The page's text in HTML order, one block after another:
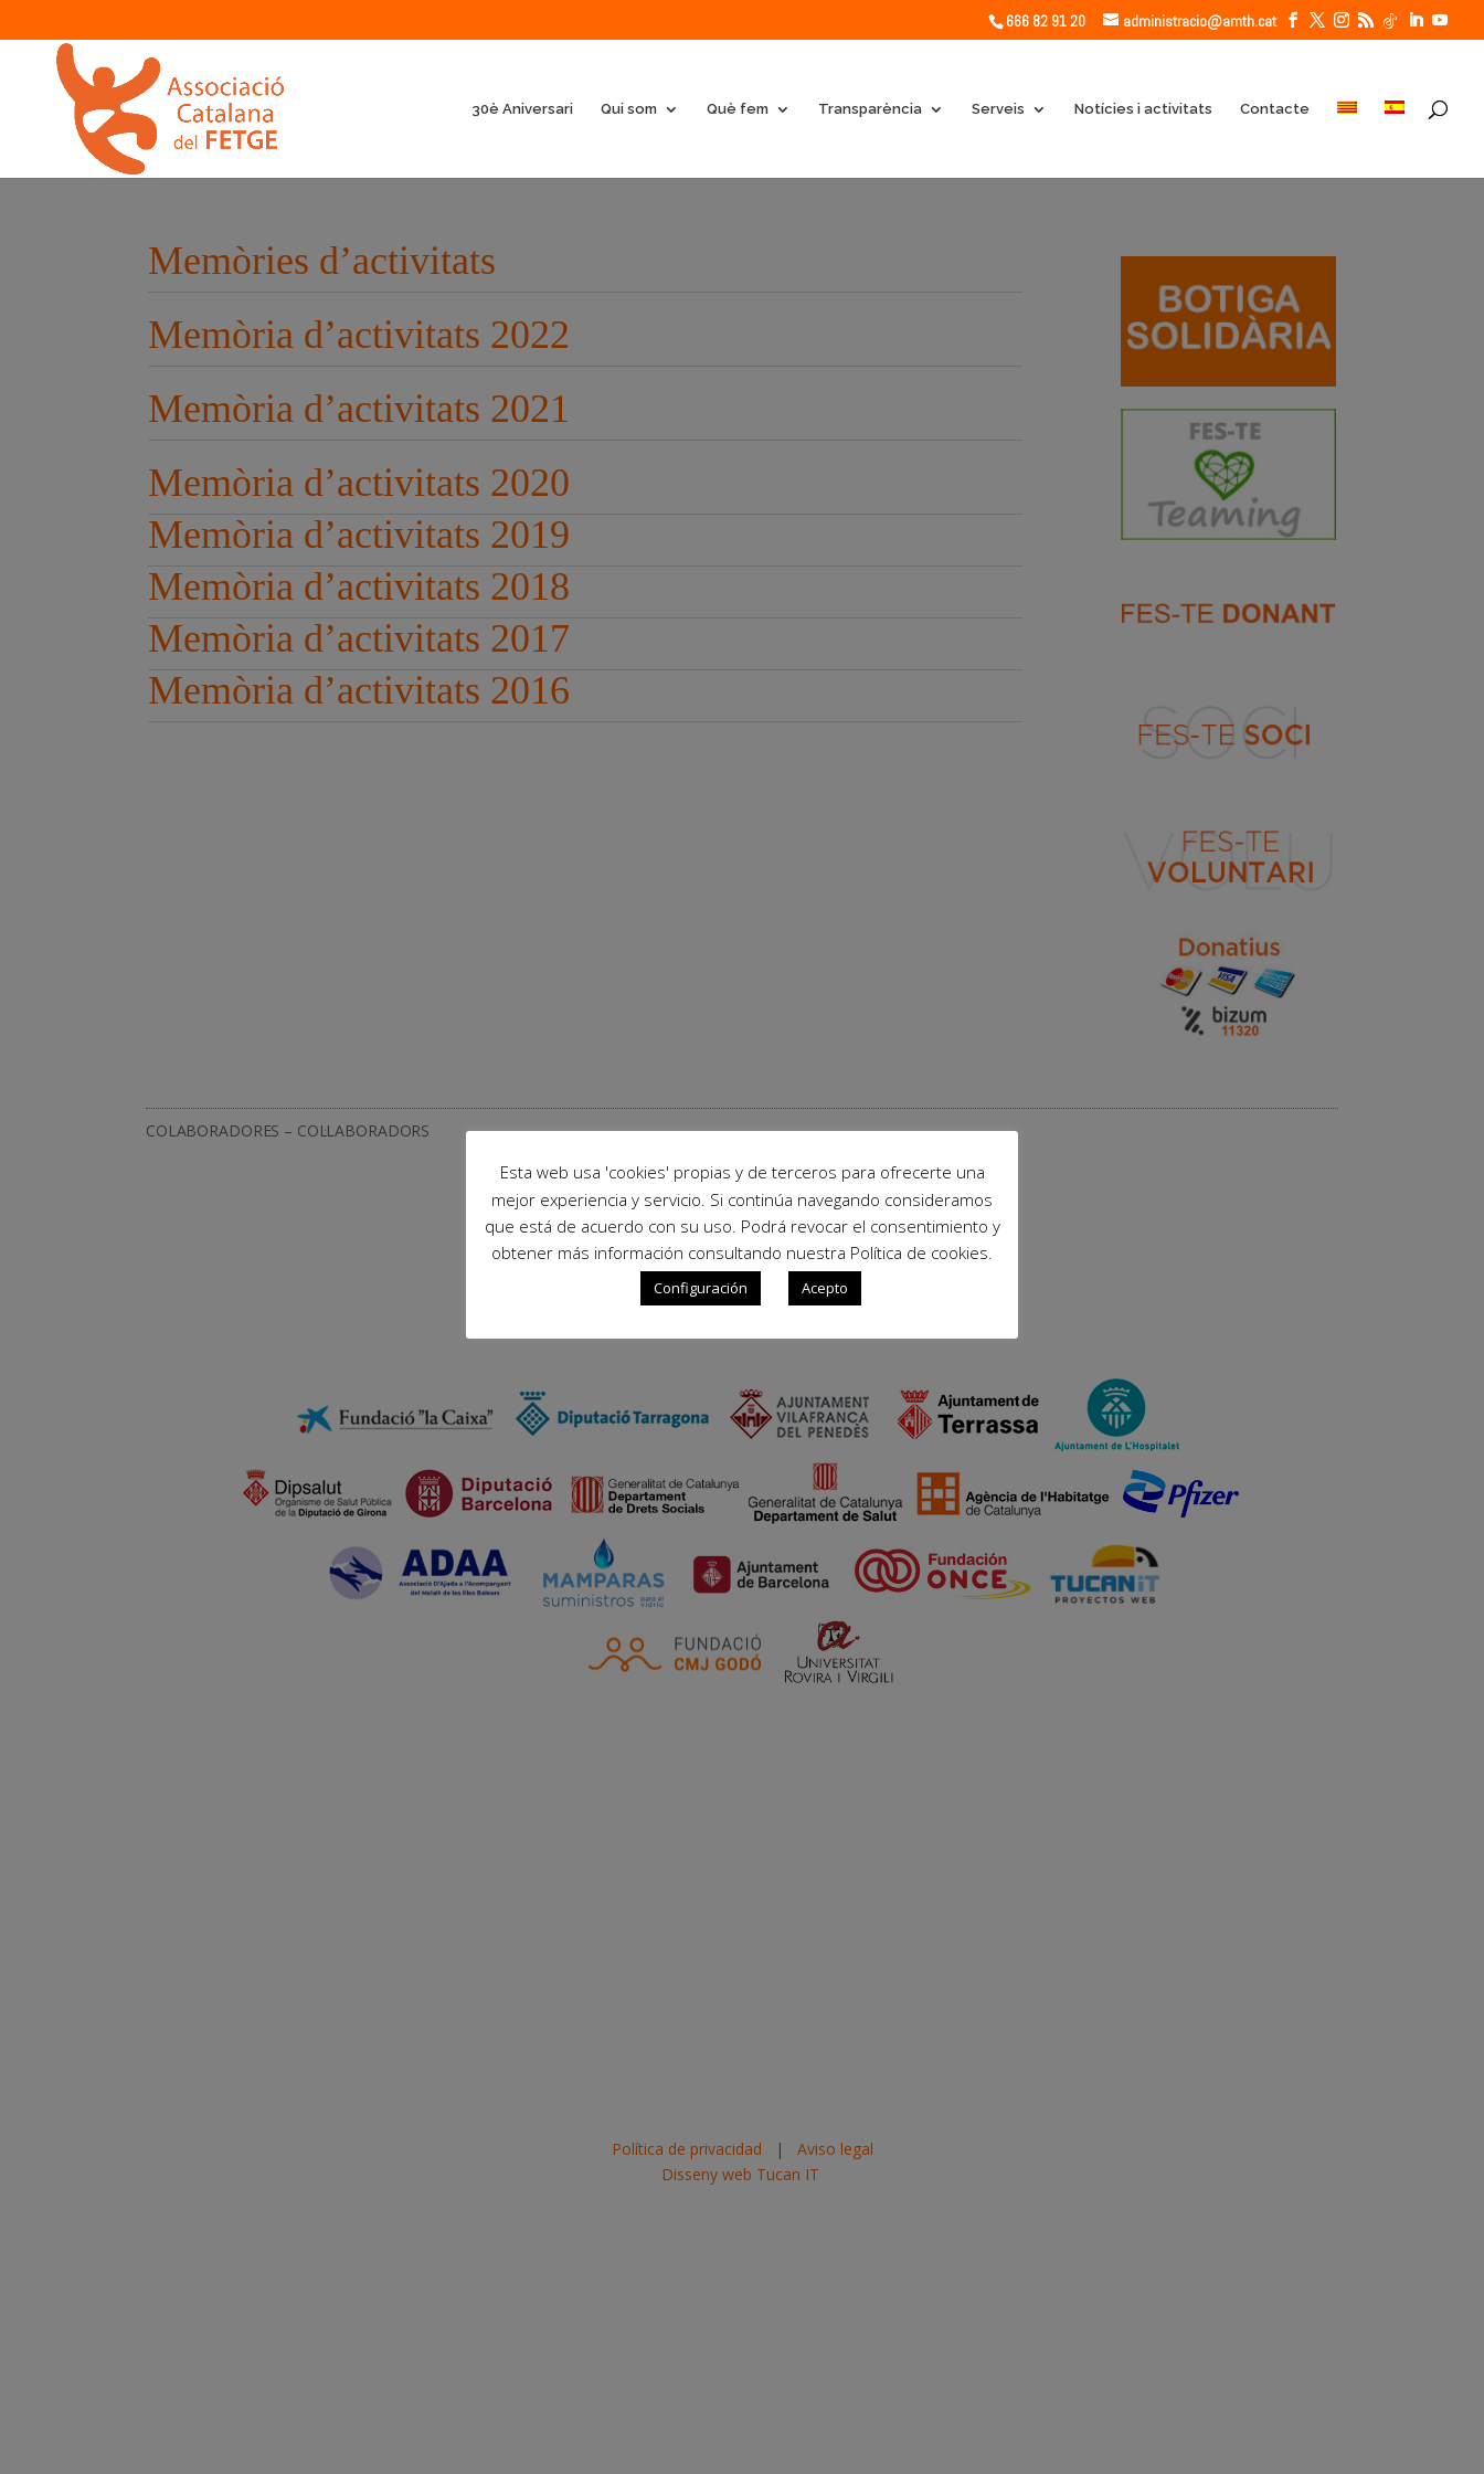
666 82 91 20 administracio@amth.cat
30è Aniversari Qui som Què fem Transparència Serveis Notícies i activitats Contacte
Memòries d’activitats
Memòria d’activitats 2022
Memòria d’activitats 2021
Memòria d’activitats 2020
Memòria d’activitats 2019
Memòria d’activitats 2018
Memòria d’activitats 2017
Memòria d’activitats 2016
COLABORADORES – COL·LABORADORS
Política de privacidad | Aviso legal
Disseny web Tucan IT
Esta web usa 'cookies' propias y de terceros para ofrecerte una
mejor experiencia y servicio. Si continúa navegando consideramos
que está de acuerdo con su uso. Podrá revocar el consentimiento y
obtener más información consultando nuestra Política de cookies.
Configuración Acepto